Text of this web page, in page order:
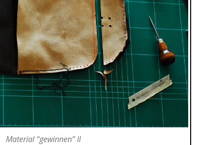
Material “gewinnen” II